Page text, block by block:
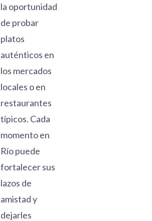
la oportunidad
de probar
platos
auténticos en
los mercados
locales o en
restaurantes
típicos. Cada
momento en
Río puede
fortalecer sus
lazos de
amistad y
dejarles